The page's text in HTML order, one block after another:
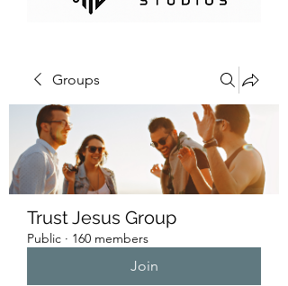
Groups
Trust Jesus Group
Public · 160 members
Join